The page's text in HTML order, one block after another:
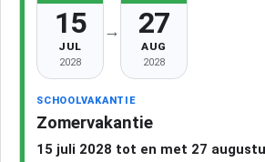
15
JUL
2028
→ 27
AUG
2028
SCHOOLVAKANTIE
Zomervakantie
15 juli 2028 tot en met 27